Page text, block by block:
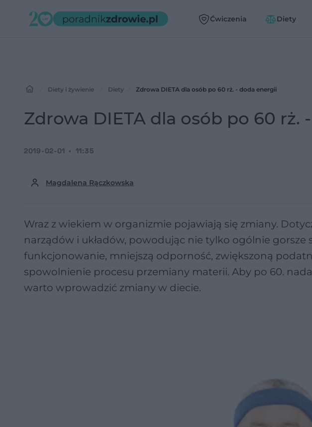
Ćwiczenia Diety
Diety i żywienie Diety Zdrowa DIETA dla osób po 60 rż. - doda energii
Zdrowa DIETA dla osób po 60 rż.
Magdalena Rączkowska
2019-02-01 11:35
Wraz z wiekiem w organizmie pojawiają się zmiany.
narządów i układów, powodując nie tylko ogólnie gorsze
funkcjonowanie, mniejszą odporność, zwiększoną
spowolnienie procesu przemiany materii. Aby po 60.
warto wprowadzić zmiany w diecie.